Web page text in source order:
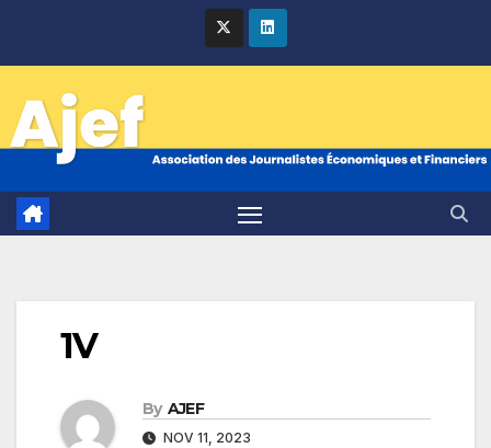
1V
By AJEF
NOV 11, 2023